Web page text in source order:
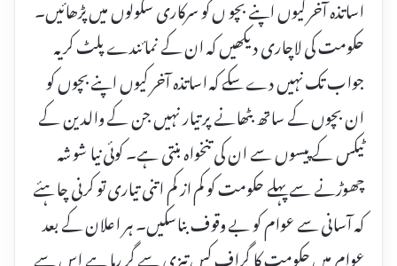
حکومت کی لاچاری دیکھیں کہ ان کے نمائندے پلٹ کر یہ
جواب تک نہیں دے سکے کہ اساتذہ آخر کیوں اپنے بچوں کو
ان بچوں کے ساتھ بٹھانے پر تیار نہیں جن کے والدین کے
ٹیکس کے پیسوں سے ان کی تنخواہ بنتی ہے۔ کوئی نیا شوشہ
چھوڑنے سے پہلے حکومت کو کم از کم اتنی تیاری تو کرنی چاہئے
کہ آسانی سے عوام کو بے وقوف بناسکیں۔ ہر اعلان کے بعد
عوام میں حکومت کا گراف کس تیزی سے گر رہا ہے اس سے